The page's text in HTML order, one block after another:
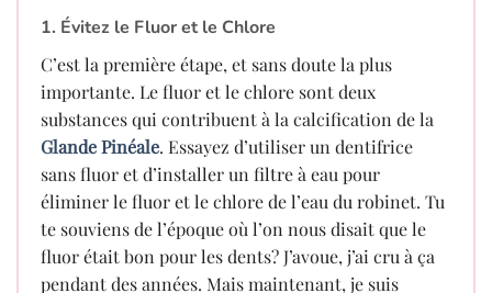
1. Évitez le Fluor et le Chlore
C’est la première étape, et sans doute la plus
importante. Le fluor et le chlore sont deux
substances qui contribuent à la calcification de la
Glande Pinéale. Essayez d’utiliser un dentifrice
sans fluor et d’installer un filtre à eau pour
éliminer le fluor et le chlore de l’eau du robinet. Tu
te souviens de l’époque où l’on nous disait que le
fluor était bon pour les dents? J’avoue, j’ai cru à ça
pendant des années. Mais maintenant, je suis